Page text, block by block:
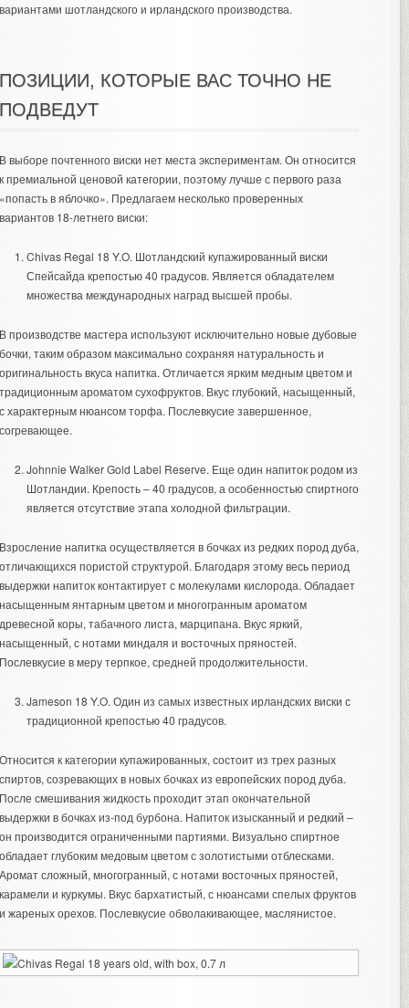
шотландского и ирландского производства.
КОТОРЫЕ ВАС ТОЧНО НЕ
выборе почтенного виски нет места экспериментам. Он относится
премиальной ценовой категории, поэтому лучше с первого раза
в яблочко». Предлагаем несколько проверенных
18-летнего виски:
Chivas Regal 18 Y.O. Шотландский купажированный виски
Спейсайда крепостью 40 градусов. Является обладателем
множества международных наград высшей пробы.
производстве мастера используют исключительно новые дубовые
таким образом максимально сохраняя натуральность и
вкуса напитка. Отличается ярким медным цветом и
ароматом сухофруктов. Вкус глубокий, насыщенный,
характерным нюансом торфа. Послевкусие завершенное,
Johnnie Walker Gold Label Reserve. Еще один напиток родом из
Шотландии. Крепость – 40 градусов, а особенностью спиртного
является отсутствие этапа холодной фильтрации.
напитка осуществляется в бочках из редких пород дуба,
пористой структурой. Благодаря этому весь период
напиток контактирует с молекулами кислорода. Обладает
янтарным цветом и многогранным ароматом
коры, табачного листа, марципана. Вкус яркий,
с нотами миндаля и восточных пряностей.
в меру терпкое, средней продолжительности.
Jameson 18 Y.O. Один из самых известных ирландских виски с
традиционной крепостью 40 градусов.
к категории купажированных, состоит из трех разных
созревающих в новых бочках из европейских пород дуба.
смешивания жидкость проходит этап окончательной
в бочках из-под бурбона. Напиток изысканный и редкий –
производится ограниченными партиями. Визуально спиртное
глубоким медовым цветом с золотистыми отблесками.
сложный, многогранный, с нотами восточных пряностей,
и куркумы. Вкус бархатистый, с нюансами спелых фруктов
жареных орехов. Послевкусие обволакивающее, маслянистое.